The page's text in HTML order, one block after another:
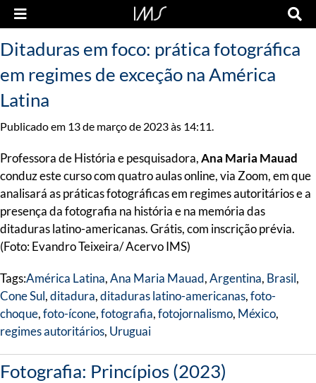
Ditaduras em foco: prática fotográfica
em regimes de exceção na América
Latina
Publicado em 13 de março de 2023 às 14:11.
Professora de História e pesquisadora,Ana Maria Mauad
conduz este curso com quatro aulas online, via Zoom, em que
analisará as práticas fotográficas em regimes autoritários e a
presença da fotografia na história e na memória das
ditaduras latino-americanas. Grátis, com inscrição prévia.
(Foto: Evandro Teixeira/ Acervo IMS)
Tags:América Latina,Ana Maria Mauad,Argentina, Brasil,
Cone Sul,ditadura,ditaduras latino-americanas,foto-
choque,foto-ícone,fotografia,fotojornalismo, México,
regimes autoritários, Uruguai
Fotografia: Princípios (2023)